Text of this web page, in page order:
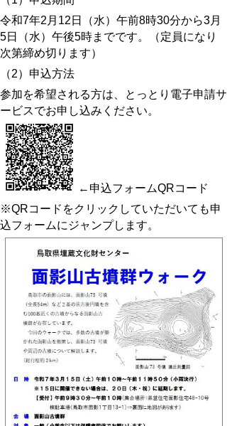
令和7年2 月 12 日（水）午前8時30分から3月
5日（水）午後5時までです。（定員になり
次第締め切ります）
（2）申込方法
参加を希望される方は、とっとり電子申請サ
ービスでお申し込みください。
←申込フォームQRコード
※QRコードをクリックしていただいても申
込フォームにジャンプします。